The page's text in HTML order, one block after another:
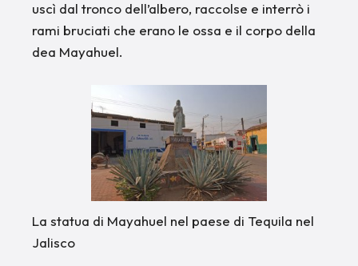
uscì dal tronco dell’albero, raccolse e interrò i
rami bruciati che erano le ossa e il corpo della
dea Mayahuel.
La statua di Mayahuel nel paese di Tequila nel
Jalisco